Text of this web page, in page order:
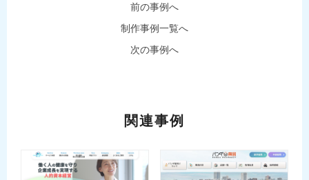
前の事例へ
制作事例一覧へ
次の事例へ
関連事例